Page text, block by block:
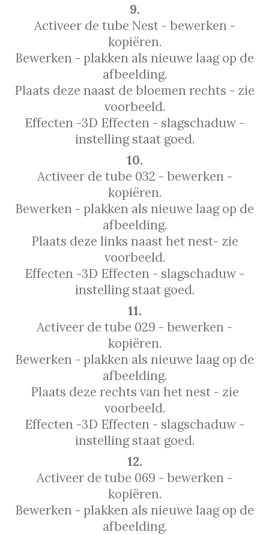
9.
Activeer de tube Nest - bewerken -
kopiëren.
Bewerken - plakken als nieuwe laag op de
afbeelding.
Plaats deze naast de bloemen rechts - zie
voorbeeld.
Effecten -3D Effecten - slagschaduw -
instelling staat goed.
10.
Activeer de tube 032 - bewerken -
kopiëren.
Bewerken - plakken als nieuwe laag op de
afbeelding.
Plaats deze links naast het nest- zie
voorbeeld.
Effecten -3D Effecten - slagschaduw -
instelling staat goed.
11.
Activeer de tube 029 - bewerken -
kopiëren.
Bewerken - plakken als nieuwe laag op de
afbeelding.
Plaats deze rechts van het nest - zie
voorbeeld.
Effecten -3D Effecten - slagschaduw -
instelling staat goed.
12.
Activeer de tube 069 - bewerken -
kopiëren.
Bewerken - plakken als nieuwe laag op de
afbeelding.